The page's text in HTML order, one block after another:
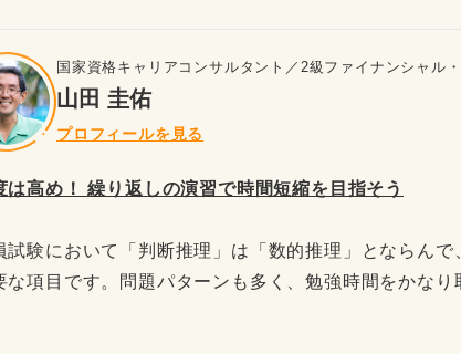
国家資格キャリアコンサルタント／2級ファイナンシャル
山田 圭佑
プロフィールを見る
は高め！繰り返しの演習で時間短縮を目指そう
試験において「判断推理」は「数的推理」とならんで
な項目です。問題パターンも多く、勉強時間をかなり